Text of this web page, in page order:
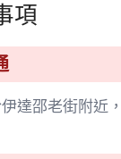
項
達邵老街附近